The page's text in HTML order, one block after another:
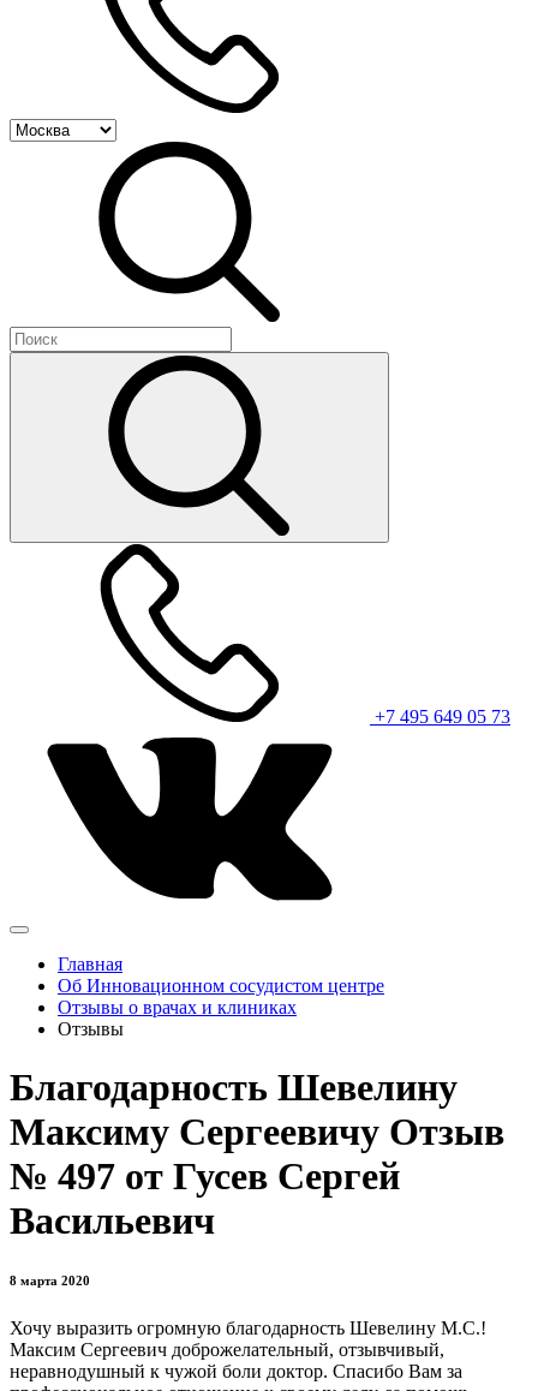
+7 495 649 05 73
Главная
Об Инновационном сосудистом центре
Отзывы о врачах и клиниках
Отзывы
Благодарность Шевелину
Максиму Сергеевичу Отзыв
№ 497 от Гусев Сергей
Васильевич
8 марта 2020
Хочу выразить огромную благодарность Шевелину М.С.!
Максим Сергеевич доброжелательный, отзывчивый,
неравнодушный к чужой боли доктор. Спасибо Вам за